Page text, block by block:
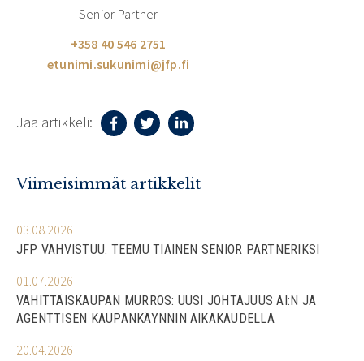
Senior Partner
+358 40 546 2751
etunimi.sukunimi@jfp.fi
Jaa artikkeli:
Viimeisimmät artikkelit
03.08.2026
JFP VAHVISTUU: TEEMU TIAINEN SENIOR PARTNERIKSI
01.07.2026
VÄHITTÄISKAUPAN MURROS: UUSI JOHTAJUUS AI:N JA
AGENTTISEN KAUPANKÄYNNIN AIKAKAUDELLA
20.04.2026